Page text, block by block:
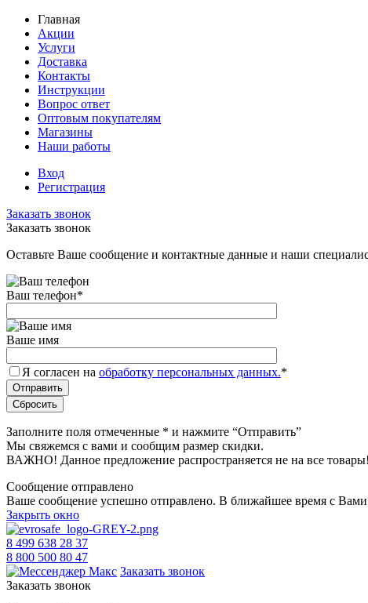
Главная
Акции
Услуги
Доставка
Контакты
Инструкции
Вопрос ответ
Оптовым покупателям
Магазины
Наши работы
Вход
Регистрация
Заказать звонок
Заказать звонок
Оставьте Ваше сообщение и контактные данные и наши
Ваш телефон*
Ваше имя
Я согласен на обработку персональных данных.*
Заполните поля отмеченные * и нажмите “Отправить”
Мы свяжемся с вами и сообщим размер скидки.
ВАЖНО! Данное предложение распространяется не на все товары!
Сообщение отправлено
Ваше сообщение успешно отправлено. В ближайшее время с Вами
Закрыть окно
8 499 638 28 37
8 800 500 80 47
Заказать звонок
Заказать звонок